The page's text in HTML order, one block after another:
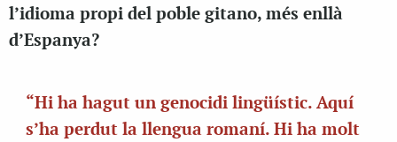
l’idioma propi del poble gitano, més enllà
d’Espanya?
“Hi ha hagut un genocidi lingüístic. Aquí
s’ha perdut la llengua romaní. Hi ha molt